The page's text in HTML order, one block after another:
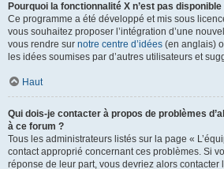
Pourquoi la fonctionnalité X n’est pas disponible
Ce programme a été développé et mis sous
vous souhaitez proposer l’intégration d’une
vous rendre sur notre centre d’idées (en anglais)
les idées soumises par d’autres utilisateurs et
Haut
Qui dois-je contacter à propos de problèmes
à ce forum ?
Tous les administrateurs listés sur la page «
contact approprié concernant ces problèmes. Si
réponse de leur part, vous devriez alors contacter